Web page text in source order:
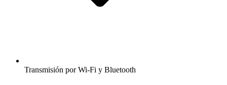
Transmisión por Wi-Fi y Bluetooth